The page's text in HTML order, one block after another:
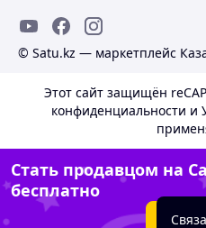
© Satu.kz — маркетплейс
Этот сайт защищён
конфиденциальности и
Стать продавцом на
бесплатно